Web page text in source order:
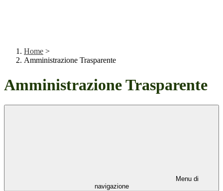
Home >
Amministrazione Trasparente
Amministrazione Trasparente
Menu di
navigazione